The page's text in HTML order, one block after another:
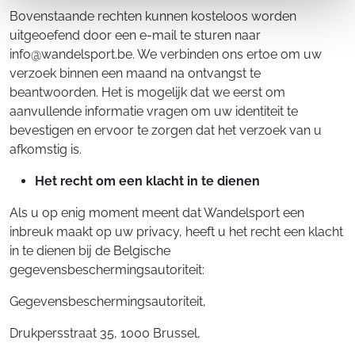
Bovenstaande rechten kunnen kosteloos worden
uitgeoefend door een e-mail te sturen naar
info@wandelsport.be. We verbinden ons ertoe om uw
verzoek binnen een maand na ontvangst te
beantwoorden. Het is mogelijk dat we eerst om
aanvullende informatie vragen om uw identiteit te
bevestigen en ervoor te zorgen dat het verzoek van u
afkomstig is.
Het recht om een klacht in te dienen
Als u op enig moment meent dat Wandelsport een
inbreuk maakt op uw privacy, heeft u het recht een klacht
in te dienen bij de Belgische
gegevensbeschermingsautoriteit:
Gegevensbeschermingsautoriteit,
Drukpersstraat 35, 1000 Brussel,